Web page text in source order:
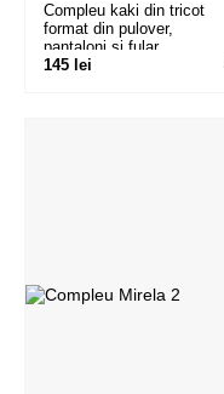
Compleu kaki din tricot
format din pulover,
pantaloni si fular
145 lei